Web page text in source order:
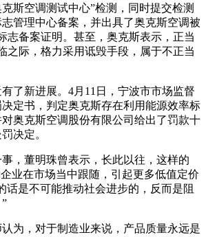
斯空调测试中心”检测，同时提交检测
管理中心备案，并出具了奥克斯空调被
志备案证明。甚至，奥克斯表示，正当
之际，格力采用诋毁手段，属于不正当
新进展。4月11日，宁波市市场监督
定书，判定奥克斯存在利用能源效率标
奥克斯空调股份有限公司给出了罚款十
决定。
董明珠曾表示，长此以往，这样的
业在市场当中跟随，引起更多低值定价
话是不可能推动社会进步的，反而是阻
，对于制造业来说，产品质量永远是